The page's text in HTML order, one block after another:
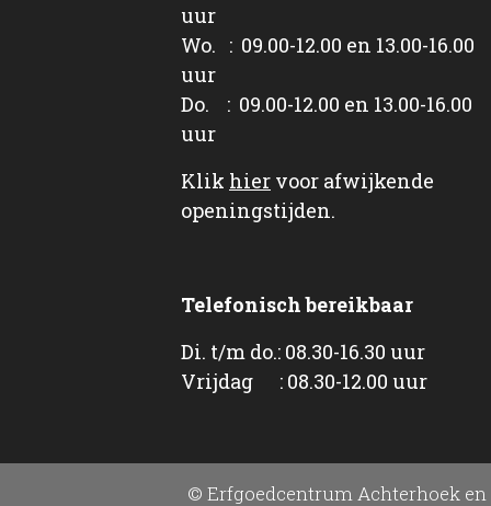
uur
Wo. : 09.00-12.00 en 13.00-16.00
uur
Do. : 09.00-12.00 en 13.00-16.00
uur
Klik hier voor afwijkende
openingstijden.
Telefonisch bereikbaar
Di. t/m do.: 08.30-16.30 uur
Vrijdag : 08.30-12.00 uur
© Erfgoedcentrum Achterhoek en